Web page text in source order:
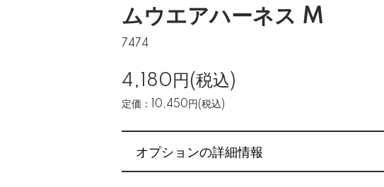
ムウエアハーネス M
7474
4,180円(税込)
定価：10,450円(税込)
オプションの詳細情報